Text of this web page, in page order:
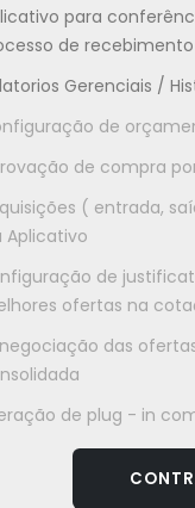
para
de
Gerenciais /
de
de compra
( entrada,
Aplicativo
de
ofertas na
das
de plug - in